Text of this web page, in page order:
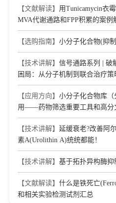
【文献解读】 用Tunicamycin衣
MVA代谢通路和FPP积累的案例
【选购指南】 小分子化合物(抑
【技术讲解】 信号通路系列 | 破
困局：从分子机制到联合治疗策
【应用方向】 小分子化合物库
用——药物筛选重要工具和高分
【技术讲解】 延缓衰老?改善阿
素A(Urolithin A)统统都能！
【技术讲解】 基于拓扑异构酶抑
【文献解读】 什么是铁死亡
和相关实验检测试剂汇总